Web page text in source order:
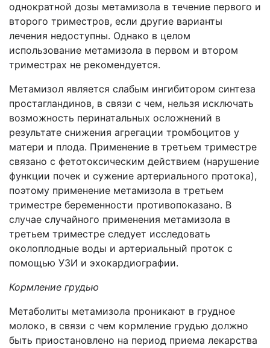
однократной дозы метамизола в течение первого и
второго триместров, если другие варианты
лечения недоступны. Однако в целом
использование метамизола в первом и втором
триместрах не рекомендуется.
Метамизол является слабым ингибитором синтеза
простагландинов, в связи с чем, нельзя исключать
возможность перинатальных осложнений в
результате снижения агрегации тромбоцитов у
матери и плода. Применение в третьем триместре
связано с фетотоксическим действием (нарушение
функции почек и сужение артериального протока),
поэтому применение метамизола в третьем
триместре беременности противопоказано. В
случае случайного применения метамизола в
третьем триместре следует исследовать
околоплодные воды и артериальный проток с
помощью УЗИ и эхокардиографии.
Кормление грудью
Метаболиты метамизола проникают в грудное
молоко, в связи с чем кормление грудью должно
быть приостановлено на период приема лекарства